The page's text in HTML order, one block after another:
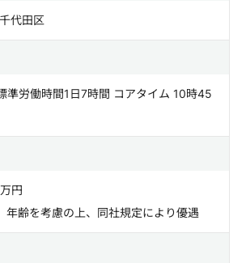
代田区
労働時間1日7時間 コアタイム 10時45
円
齢を考慮の上、同社規定により優遇